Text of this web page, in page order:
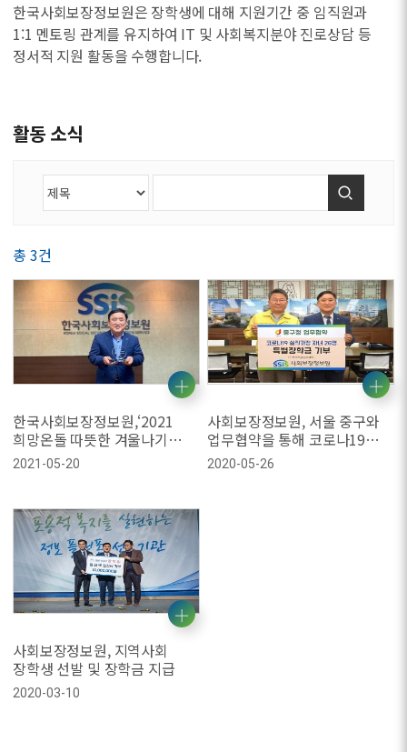
한국사회보장정보원은 장학생에 대해 지원기간 중 임직원과
1:1 멘토링 관계를 유지하여 IT 및 사회복지분야 진로상담 등
정서적 지원 활동을 수행합니다.
활동 소식
총 3건
한국사회보장정보원,‘2021
희망온돌 따뜻한 겨울나기
사업’우수기부 표창
2021-05-20
사회보장정보원, 서울 중구와
업무협약을 통해 코로나19
실직가정 청소년에게 장학금
후원
2020-05-26
사회보장정보원, 지역사회
장학생 선발 및 장학금 지급
2020-03-10